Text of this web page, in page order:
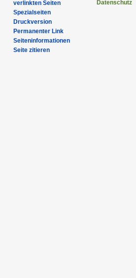
verlinkten Seiten
Spezialseiten
Druckversion
Permanenter Link
Seiten­­informationen
Seite zitieren
Datenschutz